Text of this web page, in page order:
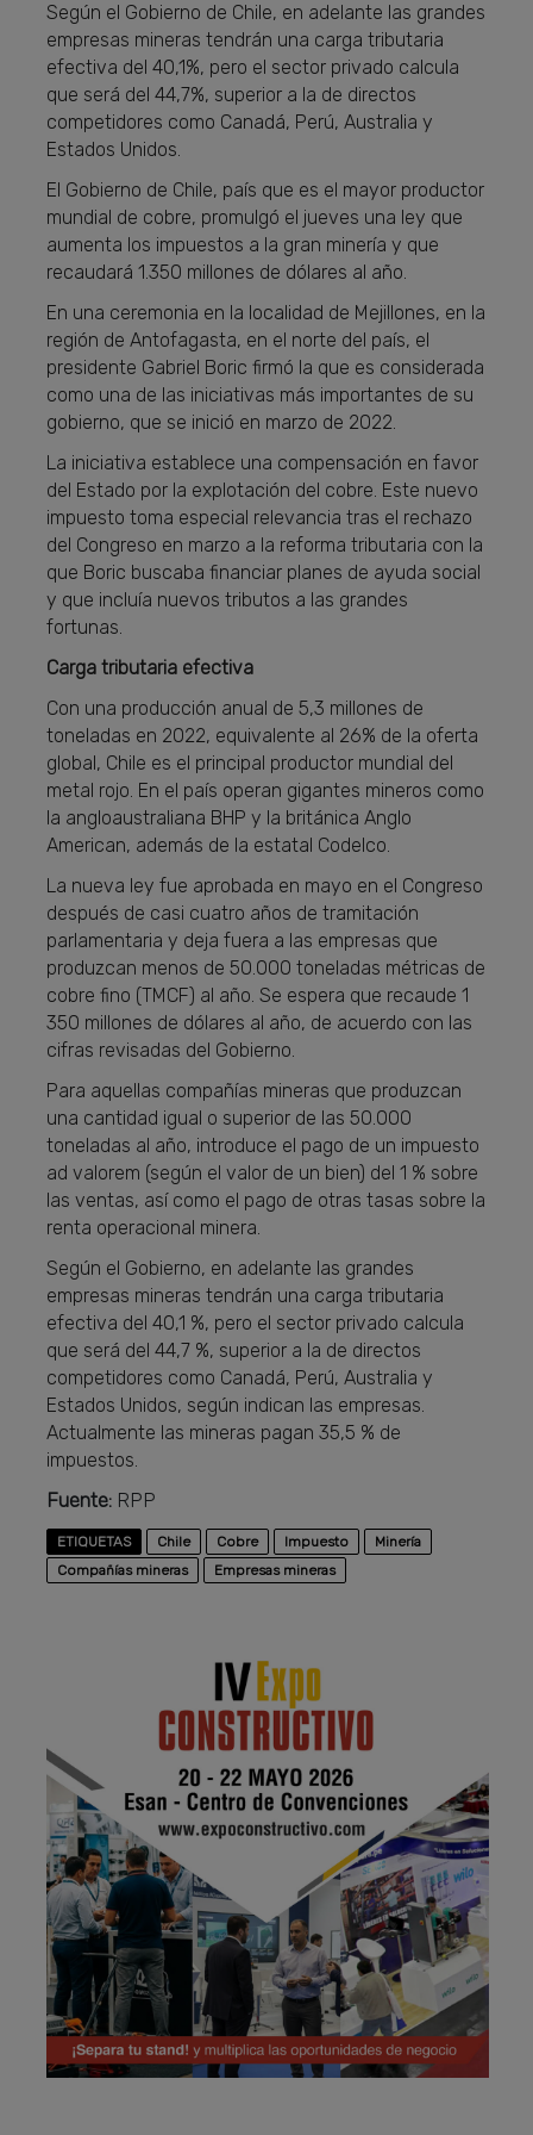
Según el Gobierno de Chile, en adelante las grandes
empresas mineras tendrán una carga tributaria
efectiva del 40,1%, pero el sector privado calcula
que será del 44,7%, superior a la de directos
competidores como Canadá, Perú, Australia y
Estados Unidos.
El Gobierno de Chile, país que es el mayor productor
mundial de cobre, promulgó el jueves una ley que
aumenta los impuestos a la gran minería y que
recaudará 1.350 millones de dólares al año.
En una ceremonia en la localidad de Mejillones, en la
región de Antofagasta, en el norte del país, el
presidente Gabriel Boric firmó la que es considerada
como una de las iniciativas más importantes de su
gobierno, que se inició en marzo de 2022.
La iniciativa establece una compensación en favor
del Estado por la explotación del cobre. Este nuevo
impuesto toma especial relevancia tras el rechazo
del Congreso en marzo a la reforma tributaria con la
que Boric buscaba financiar planes de ayuda social
y que incluía nuevos tributos a las grandes
fortunas.
Carga tributaria efectiva
Con una producción anual de 5,3 millones de
toneladas en 2022, equivalente al 26% de la oferta
global, Chile es el principal productor mundial del
metal rojo. En el país operan gigantes mineros como
la angloaustraliana BHP y la británica Anglo
American, además de la estatal Codelco.
La nueva ley fue aprobada en mayo en el Congreso
después de casi cuatro años de tramitación
parlamentaria y deja fuera a las empresas que
produzcan menos de 50.000 toneladas métricas de
cobre fino (TMCF) al año. Se espera que recaude 1
350 millones de dólares al año, de acuerdo con las
cifras revisadas del Gobierno.
Para aquellas compañías mineras que produzcan
una cantidad igual o superior de las 50.000
toneladas al año, introduce el pago de un impuesto
ad valorem (según el valor de un bien) del 1 % sobre
las ventas, así como el pago de otras tasas sobre la
renta operacional minera.
Según el Gobierno, en adelante las grandes
empresas mineras tendrán una carga tributaria
efectiva del 40,1 %, pero el sector privado calcula
que será del 44,7 %, superior a la de directos
competidores como Canadá, Perú, Australia y
Estados Unidos, según indican las empresas.
Actualmente las mineras pagan 35,5 % de
impuestos.
Fuente: RPP
ETIQUETAS Chile Cobre Impuesto
Minería
Compañías mineras
Empresas mineras